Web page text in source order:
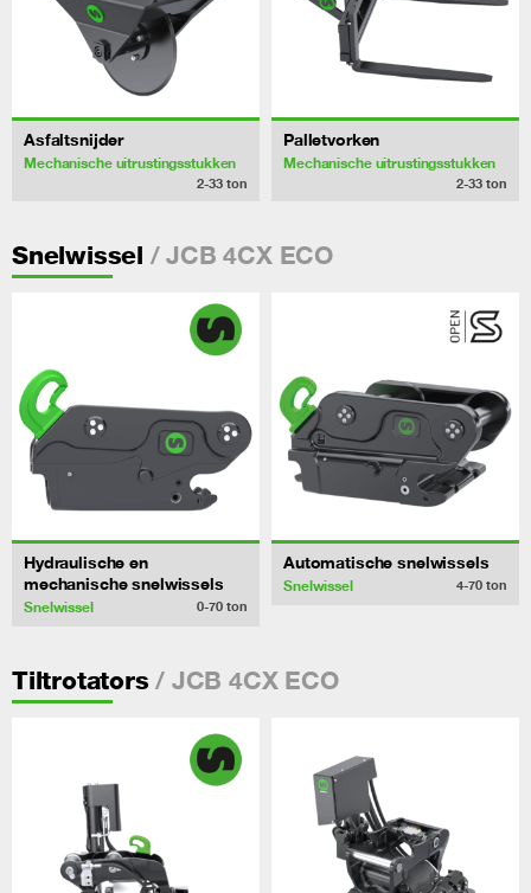
Asfaltsnijder
Mechanische uitrustingsstukken
2-33 ton
Palletvorken
Mechanische uitrustingsstukken
2-33 ton
Snelwissel / JCB 4CX ECO
Hydraulische en
mechanische snelwissels
Snelwissel 0-70 ton
Automatische snelwissels
Snelwissel 4-70 ton
Tiltrotators / JCB 4CX ECO